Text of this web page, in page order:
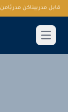
قابل مدربيناكن مدربًا